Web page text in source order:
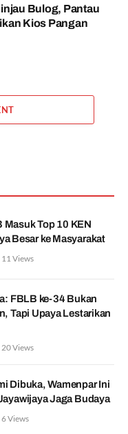
Bulog, Pantau
Kios Pangan
Masuk Top 10 KEN
Besar ke Masyarakat
11 Views
FBLB ke-34 Bukan
Tapi Upaya Lestarikan
20Views
Dibuka, Wamenpar Ini
Jaga Budaya
6Views